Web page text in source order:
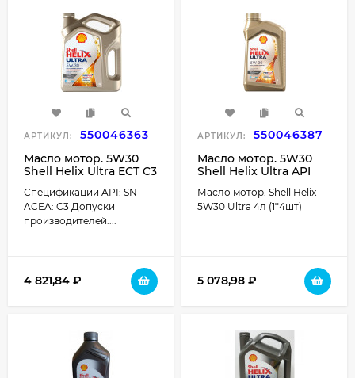
АРТИКУЛ:
550046363
Масло мотор. 5W30
Shell Helix Ultra ECT C3
пластик (4 л.) 1*4шт.
Спецификации API: SN
ACEA: C3 Допуски
производителей:...
4 821,84 ₽
АРТИКУЛ:
550046387
Масло мотор. 5W30
Shell Helix Ultra API
пластик (4 л.) 1*4 шт.
Масло мотор. Shell Helix
5W30 Ultra 4л (1*4шт)
5 078,98 ₽